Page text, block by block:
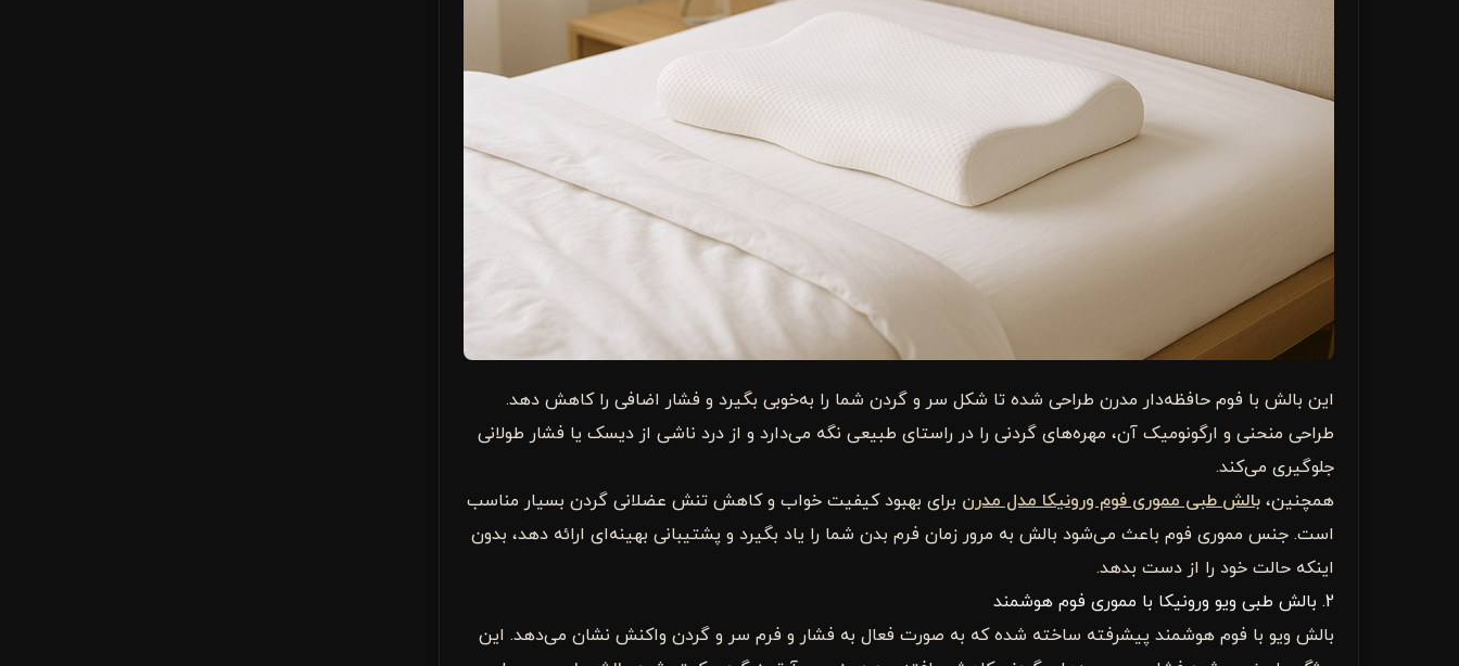
این بالش با فوم حافظه‌دار مدرن طراحی شده تا شکل سر و گردن شما را به‌خوبی بگیرد و فشار اضافی را کاهش دهد.
طراحی منحنی و ارگونومیک آن، مهره‌های گردنی را در راستای طبیعی نگه می‌دارد و از درد ناشی از دیسک یا فشار طولانی
جلوگیری می‌کند.
همچنین، بالش طبی مموری فوم ورونیکا مدل مدرن برای بهبود کیفیت خواب و کاهش تنش عضلانی گردن بسیار مناسب
است. جنس مموری فوم باعث می‌شود بالش به مرور زمان فرم بدن شما را یاد بگیرد و پشتیبانی بهینه‌ای ارائه دهد، بدون
اینکه حالت خود را از دست بدهد.
2. بالش طبی ویو ورونیکا با مموری فوم هوشمند
بالش ویو با فوم هوشمند پیشرفته ساخته شده که به صورت فعال به فشار و فرم سر و گردن واکنش نشان می‌دهد. این